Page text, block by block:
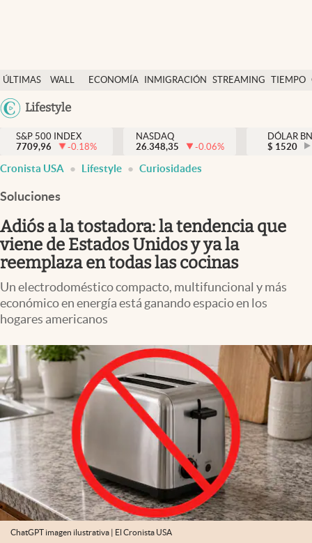
ÚLTIMAS
NOTICIAS
WALL
Y
DÓLAR
ECONOMÍA INMIGRACIÓN STREAMING TIEMPO
México
Lifestyle
Finanzas y economía
Wall Street y dólar
Inmigración
Espiritual
Streaming
PC y mobile
Lifestyle
USA
S&P 500 INDEX
7709,96
-0.18%
NASDAQ
26.348,35
-0.06%
DÓLAR
$ 1520
Cronista USA Lifestyle Curiosidades
Soluciones
Adiós a la tostadora: la tendencia que
viene de Estados Unidos y ya la
reemplaza en todas las cocinas
Un electrodoméstico compacto, multifuncional y más
económico en energía está ganando espacio en los
hogares americanos
ChatGPT imagen ilustrativa | El Cronista USA